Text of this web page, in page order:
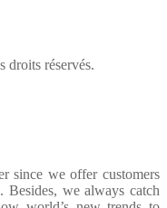
droits réservés.
since we offer customers
Besides, we always catch